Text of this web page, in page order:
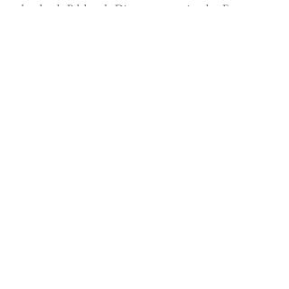
de saber la Palabra de Dios no son opcionales. En otras